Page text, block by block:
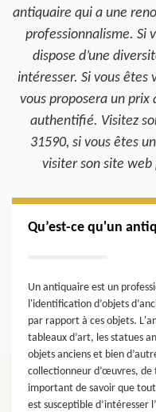
antiquaire qui a une
professionnalisme. Si
dispose d’une
intéresser. Si vous êtes
vous proposera un prix
authentifié. Visitez
31590, si vous êtes
visiter son site web
Qu’est-ce qu'un
Un antiquaire est un
l'identification d’objets
par rapport à ces objets.
tableaux d’art, les statues
objets anciens et bien
collectionneur d’œuvres,
important de savoir que
est susceptible d’intéresser